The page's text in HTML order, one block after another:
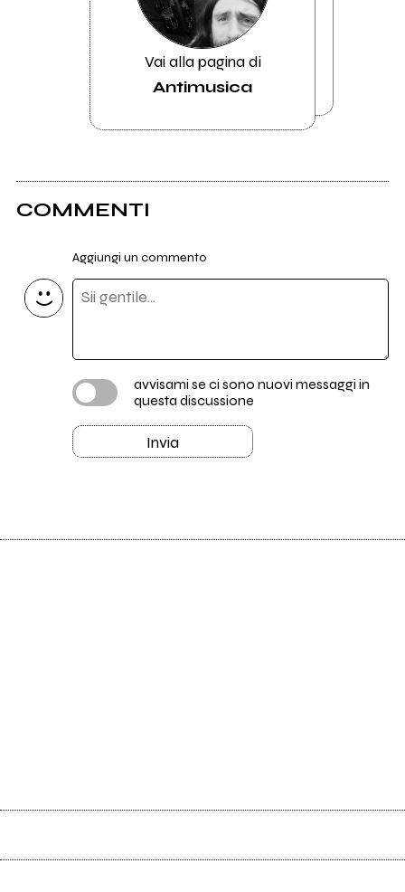
Vai alla pagina di
Antimusica
COMMENTI
Aggiungi un commento
avvisami se ci sono nuovi messaggi in
questa discussione
Invia